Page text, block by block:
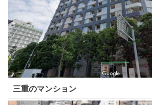
三重のマンション